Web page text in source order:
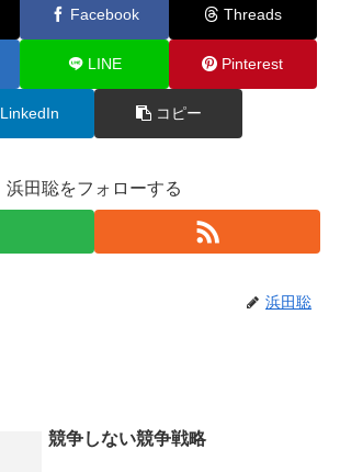
Facebook Threads
LINE Pinterest
LinkedIn コピー
浜田聡をフォローする
浜田聡
競争しない競争戦略